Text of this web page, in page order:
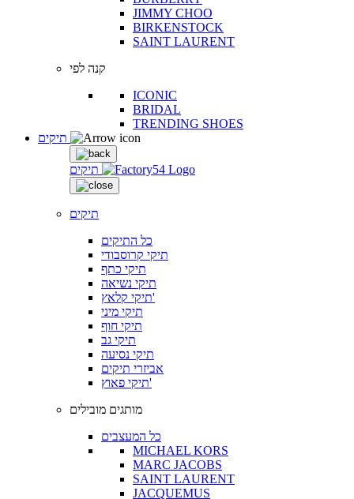
JIMMY CHOO
BIRKENSTOCK
SAINT LAURENT
קנה לפי
ICONIC
BRIDAL
TRENDING SHOES
תיקים
תיקים
כל התיקים
תיקי קרוסבודי
תיקי כתף
תיקי נשיאה
תיקי קלאץ'
תיקי מיני
תיקי חוף
תיקי גב
תיקי נסיעה
אביזרי תיקים
תיקי פאוץ'
מותגים מובילים
כל המעצבים
MICHAEL KORS
MARC JACOBS
SAINT LAURENT
JACQUEMUS